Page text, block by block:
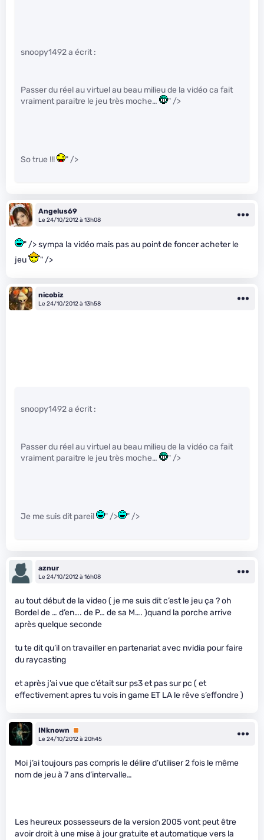
snoopy1492 a écrit :
Passer du réel au virtuel au beau milieu de la vidéo ca fait
vraiment paraitre le jeu très moche…
" />
So true !!! " />
Angelus69
Le 24/10/2012 à 13h08
" /> sympa la vidéo mais pas au point de foncer acheter le
jeu
" />
nicobiz
Le 24/10/2012 à 13h58
snoopy1492 a écrit :
Passer du réel au virtuel au beau milieu de la vidéo ca fait
vraiment paraitre le jeu très moche…
" />
Je me suis dit pareil " /> " />
aznur
Le 24/10/2012 à 16h08
au tout début de la video ( je me suis dit c’est le jeu ça ? oh
Bordel de … d’en…. de P… de sa M…. )quand la porche arrive
après quelque seconde
tu te dit qu’il on travailler en partenariat avec nvidia pour faire
du raycasting
et après j’ai vue que c’était sur ps3 et pas sur pc ( et
effectivement apres tu vois in game ET LA le rêve s’effondre )
INknown
Premium
Le 24/10/2012 à 20h45
Moi j’ai toujours pas compris le délire d’utiliser 2 fois le même
nom de jeu à 7 ans d’intervalle…
Les heureux possesseurs de la version 2005 vont peut être
avoir droit à une mise à jour gratuite et automatique vers la